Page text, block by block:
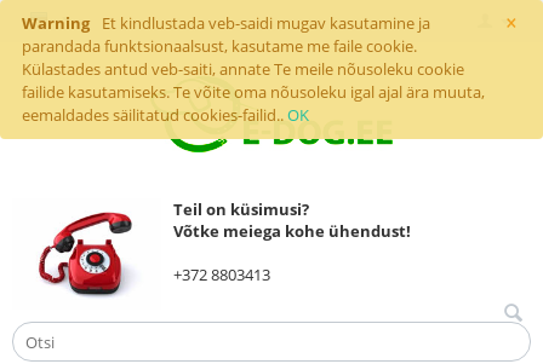
×
Warning
Et kindlustada veb-saidi mugav kasutamine ja
parandada funktsionaalsust, kasutame me faile cookie.
Külastades antud veb-saiti, annate Te meile nõusoleku cookie
failide kasutamiseks. Te võite oma nõusoleku igal ajal ära muuta,
eemaldades säilitatud cookies-failid..OK
Teil on küsimusi?
Võtke meiega kohe ühendust!
+372 8803413